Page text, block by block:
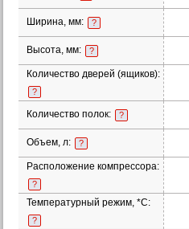
Ширина, мм: ?
Высота, мм: ?
Количество дверей (ящиков):
?
Количество полок: ?
Объем, л: ?
Расположение компрессора:
?
Температурный режим, *С:
?